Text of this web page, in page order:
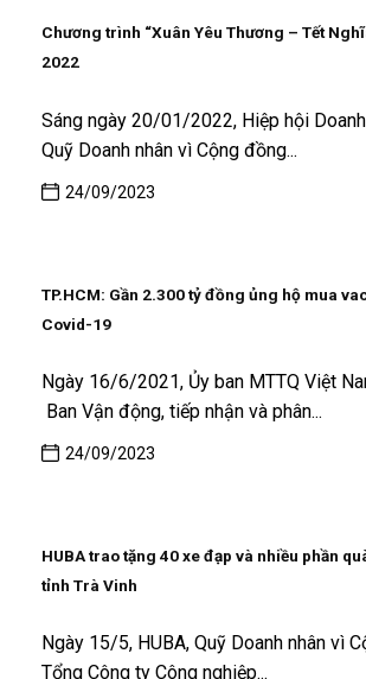
Chương trình “Xuân Yêu Thương – Tết
2022
24/09/2023
Sáng ngày 20/01/2022, Hiệp hội
Quỹ Doanh nhân vì Cộng đồng...
TP.HCM: Gần 2.300 tỷ đồng ủng hộ mua
Covid-19
24/09/2023
Ngày 16/6/2021, Ủy ban MTTQ Việt
Ban Vận động, tiếp nhận và phân...
HUBA trao tặng 40 xe đạp và nhiều phần
tỉnh Trà Vinh
Ngày 15/5, HUBA, Quỹ Doanh nhân vì
Tổng Công ty Công nghiệp...